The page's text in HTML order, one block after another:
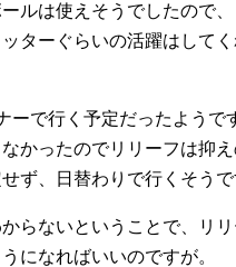
ルは使えそうでしたので
ターぐらいの活躍はして
ーで行く予定だったようで
かったのでリリーフは抑
ず、日替わりで行くそうで
らないということで、リ
になればいいのですが。